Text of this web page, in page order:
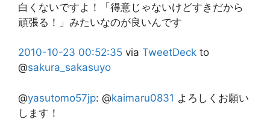
白くないですよ！「得意じゃないけどすきだから
頑張る！」みたいなのが良いんです
2010-10-23 00:52:35 via TweetDeck to
@sakura_sakasuyo
@yasutomo57jp: @kaimaru0831 よろしくお願い
します！